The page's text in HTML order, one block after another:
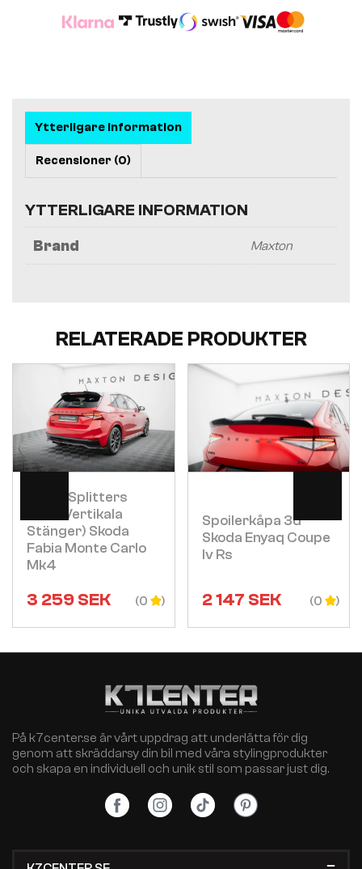
Ytterligare information
Recensioner (0)
YTTERLIGARE INFORMATION
Brand Maxton
RELATERADE PRODUKTER
Bakre Splitters
(med Vertikala
Stänger) Skoda
Fabia Monte Carlo
Mk4
3 259SEK (0
Spoilerkåpa 3d
Skoda Enyaq Coupe
Iv Rs
2 147 SEK (0
På k7center.se är vårt uppdrag att underlätta för dig
genom att skräddarsy din bil med våra stylingprodukter
och skapa en individuell och unik stil som passar just dig.